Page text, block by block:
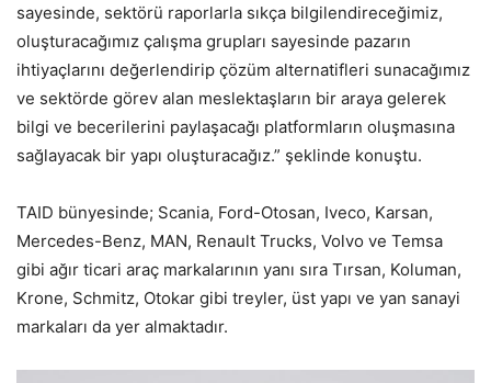
sayesinde, sektörü raporlarla sıkça bilgilendireceğimiz,
oluşturacağımız çalışma grupları sayesinde pazarın
ihtiyaçlarını değerlendirip çözüm alternatifleri sunacağımız
ve sektörde görev alan meslektaşların bir araya gelerek
bilgi ve becerilerini paylaşacağı platformların oluşmasına
sağlayacak bir yapı oluşturacağız.” şeklinde konuştu.
TAID bünyesinde; Scania, Ford-Otosan, Iveco, Karsan,
Mercedes-Benz, MAN, Renault Trucks, Volvo ve Temsa
gibi ağır ticari araç markalarının yanı sıra Tırsan, Koluman,
Krone, Schmitz, Otokar gibi treyler, üst yapı ve yan sanayi
markaları da yer almaktadır.